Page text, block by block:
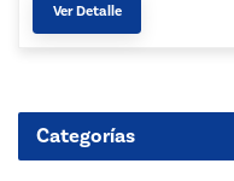
Ver Detalle
Categorías